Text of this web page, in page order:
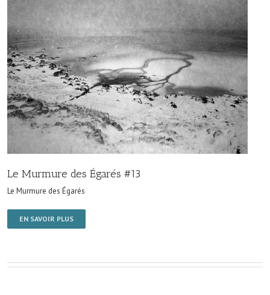
Le Murmure des Égarés #13
Le Murmure des Égarés
EN SAVOIR PLUS